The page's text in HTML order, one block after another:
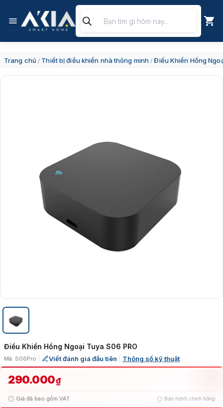
kiếm
sản
Trang chủ / Thiết bị điều khiển nhà thông minh /Điều Khiển Hồng
Điều Khiển Hồng Ngoại Tuya S06 PRO
Mã: S06Pro Viết đánh giá đầu tiên Thông số kỹ thuật
290.000₫
Giá đã bao gồm VAT Bảo hành chính hãng